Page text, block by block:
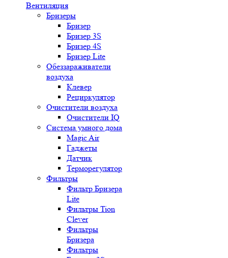
Вентиляция
Бризеры
Бризер
Бризер 3S
Бризер 4S
Бризер Lite
Обеззараживатели
воздуха
Клевер
Рециркулятор
Очистители воздуха
Очистители IQ
Система умного дома
Magic Air
Гаджеты
Датчик
Терморегулятор
Фильтры
Фильтр Бризера
Lite
Фильтры Tion
Clever
Фильтры
Бризера
Фильтры